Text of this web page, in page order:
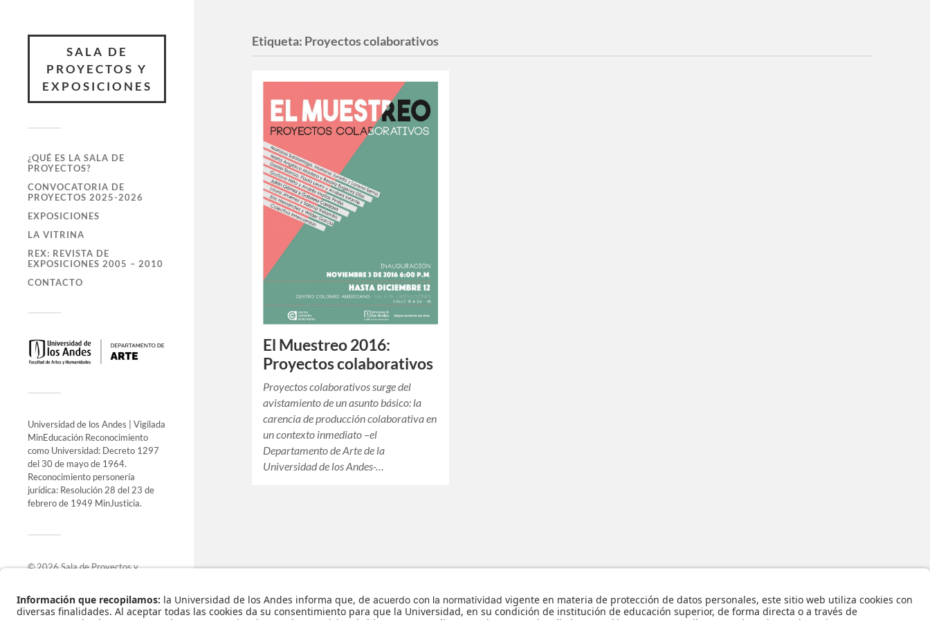
SALA DE
PROYECTOS Y
EXPOSICIONES
¿QUÉ ES LA SALA DE
PROYECTOS?
CONVOCATORIA DE
PROYECTOS 2025-2026
EXPOSICIONES
LA VITRINA
REX: REVISTA DE
EXPOSICIONES 2005 – 2010
CONTACTO
Universidad de los Andes | Vigilada
MinEducación Reconocimiento
como Universidad: Decreto 1297
del 30 de mayo de 1964.
Reconocimiento personería
jurídica: Resolución 28 del 23 de
febrero de 1949 MinJusticia.
© 2026Sala de Proyectos y
Funciona con
.
Tema deAnders Norén.
Etiqueta: Proyectos colaborativos
El Muestreo 2016:
Proyectos colaborativos
Proyectos colaborativos surge del
avistamiento de un asunto básico: la
carencia de producción colaborativa en
un contexto inmediato –el
Departamento de Arte de la
Universidad de los Andes-…